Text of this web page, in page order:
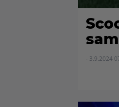
- 3.9.2024